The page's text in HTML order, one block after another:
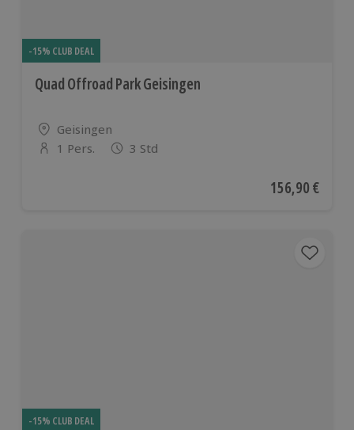
-15% CLUB DEAL
Quad Offroad Park Geisingen
Standort
Geisingen
Anzahl der Teilnehmer
1 Pers. 3 Std
Aktueller Preis
156,90 €
-15% CLUB DEAL